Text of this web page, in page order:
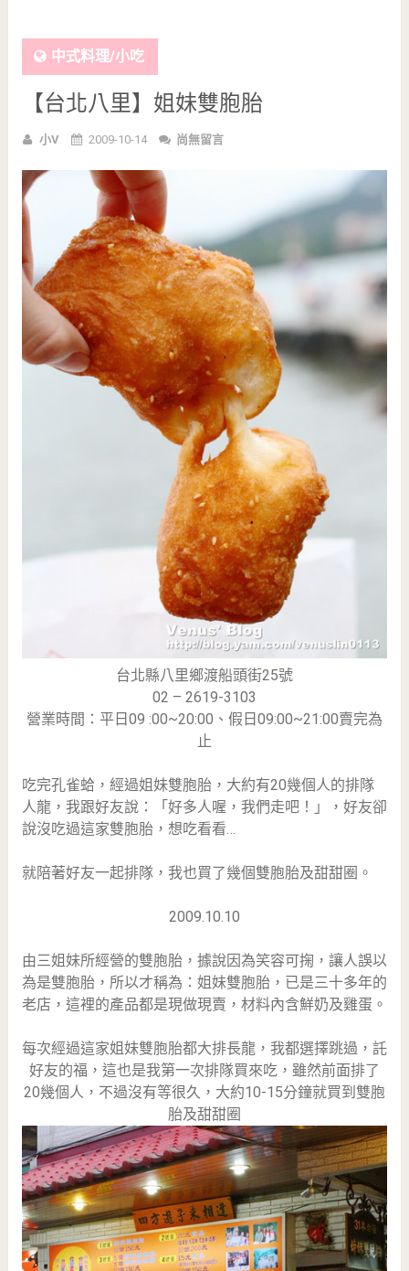
中式料理/小吃
【台北八里】姐妹雙胞胎
小V 2009-10-14 尚無留言
台北縣八里鄉渡船頭街25號
02 – 2619-3103
營業時間：平日09 :00~20:00、假日09:00~21:00賣完為
止
吃完孔雀蛤，經過姐妹雙胞胎，大約有20幾個人的排隊
人龍，我跟好友說：「好多人喔，我們走吧！」，好友卻
說沒吃過這家雙胞胎，想吃看看…
就陪著好友一起排隊，我也買了幾個雙胞胎及甜甜圈。
2009.10.10
由三姐妹所經營的雙胞胎，據說因為笑容可掬，讓人誤以
為是雙胞胎，所以才稱為：姐妹雙胞胎，已是三十多年的
老店，這裡的產品都是現做現賣，材料內含鮮奶及雞蛋。
每次經過這家姐妹雙胞胎都大排長龍，我都選擇跳過，託
好友的福，這也是我第一次排隊買來吃，雖然前面排了
20幾個人，不過沒有等很久，大約10-15分鐘就買到雙胞
胎及甜甜圈